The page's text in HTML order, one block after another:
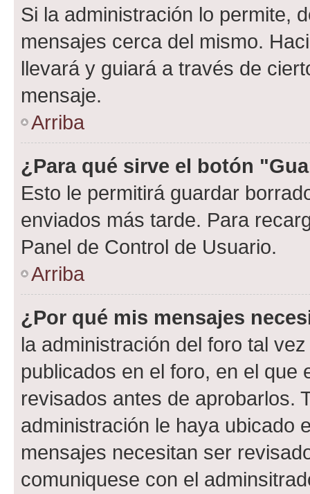
Si la administración lo permite,
mensajes cerca del mismo.
llevará y guiará a través de
mensaje.
Arriba
¿Para qué sirve el botón
Esto le permitirá guardar
enviados más tarde. Para
Panel de Control de Usuario.
Arriba
¿Por qué mis mensajes
la administración del foro tal
publicados en el foro, en el
revisados antes de aprobarlos.
administración le haya ubicado
mensajes necesitan ser
comuniquese con el